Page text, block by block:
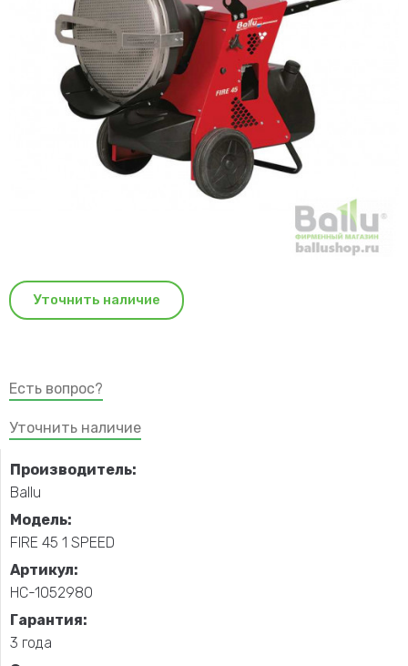
Уточнить наличие
Есть вопрос?
Уточнить наличие
Производитель:
Ballu
Модель:
FIRE 45 1 SPEED
Артикул:
НС-1052980
Гарантия:
3 года